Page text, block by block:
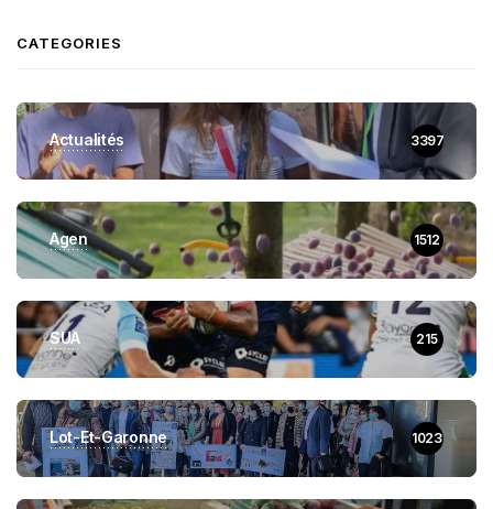
CATEGORIES
Actualités 3397
Agen 1512
SUA 215
Lot-Et-Garonne 1023